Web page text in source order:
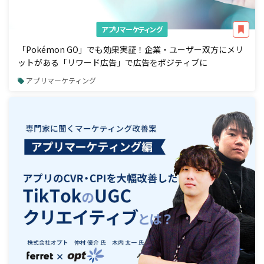
アプリマーケティング
「Pokémon GO」でも効果実証！企業・ユーザー双方にメリ
ットがある「リワード広告」で広告をポジティブに
アプリマーケティング